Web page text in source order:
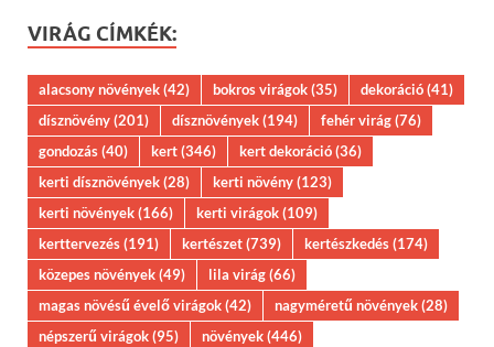
VIRÁG CÍMKÉK:
alacsony növények(42) bokros virágok(35) dekoráció(41)
dísznövény(201) dísznövények(194) fehér virág(76)
gondozás(40) kert(346) kert dekoráció(36)
kerti dísznövények(28) kerti növény(123)
kerti növények(166) kerti virágok(109)
kerttervezés(191) kertészet(739) kertészkedés(174)
közepes növények(49) lila virág(66)
magas növésű évelő virágok(42) nagyméretű növények(28)
népszerű virágok(95) növények(446)